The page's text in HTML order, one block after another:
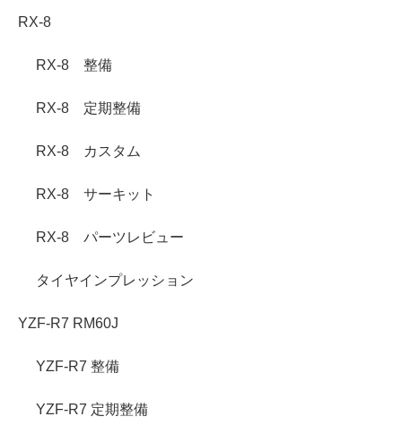
RX-8
RX-8 整備
RX-8 定期整備
RX-8 カスタム
RX-8 サーキット
RX-8 パーツレビュー
タイヤインプレッション
YZF-R7 RM60J
YZF-R7 整備
YZF-R7 定期整備